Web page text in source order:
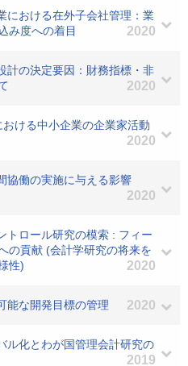
における在外子会社管理：業
み度への着目
2020
計の決定要因：財務指標・非
2020
ける中小企業の企業家活動
2020
協働の実施に与える影響
2020
トロール研究の模索 : フィー
の貢献 (会計学研究の将来を
性)
2020
能な開発目標の管理 2020
ル化とわが国管理会計研究の
2019